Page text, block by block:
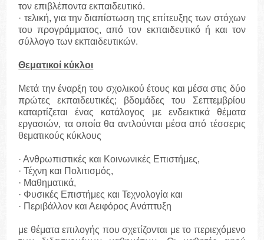
τον επιβλέποντα εκπαιδευτικό.
· τελική, για την διαπίστωση της επίτευξης των στόχων
του προγράμματος, από τον εκπαιδευτικό ή και τον
σύλλογο των εκπαιδευτικών.
Θεματικοί κύκλοι
Μετά την έναρξη του σχολικού έτους και μέσα στις δύο
πρώτες εκπαιδευτικές; βδομάδες του Σεπτεμβρίου
καταρτίζεται ένας κατάλογος με ενδεικτικά θέματα
εργασιών, τα οποία θα αντλούνται μέσα από τέσσερις
θεματικούς κύκλους
· Ανθρωπιστικές και Κοινωνικές Επιστήμες,
· Τέχνη και Πολιτισμός,
· Μαθηματικά,
· Φυσικές Επιστήμες και Τεχνολογία και
· Περιβάλλον και Αειφόρος Ανάπτυξη
με θέματα επιλογής που σχετίζονται με το περιεχόμενο